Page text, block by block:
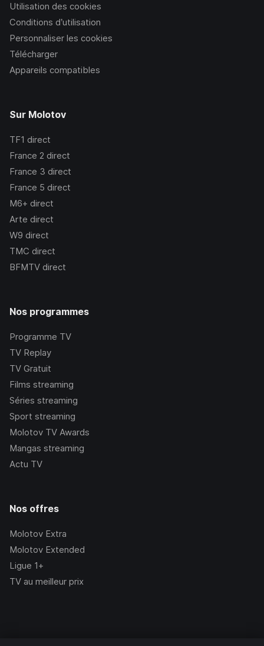
Utilisation des cookies
Conditions d’utilisation
Personnaliser les cookies
Télécharger
Appareils compatibles
Sur Molotov
TF1 direct
France 2 direct
France 3 direct
France 5 direct
M6+ direct
Arte direct
W9 direct
TMC direct
BFMTV direct
Nos programmes
Programme TV
TV Replay
TV Gratuit
Films streaming
Séries streaming
Sport streaming
Molotov TV Awards
Mangas streaming
Actu TV
Nos offres
Molotov Extra
Molotov Extended
Ligue 1+
TV au meilleur prix